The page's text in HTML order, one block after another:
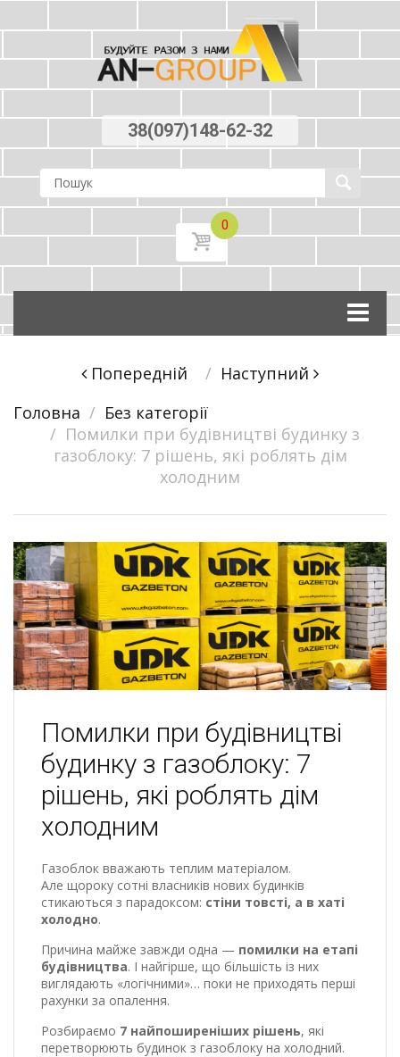
38(097)148-62-32
0
Skip
content
Post
navigation
Попереднiй
Наступний
Головна
Без категорії
Помилки при будівництві будинку з
газоблоку: 7 рішень, які роблять дім
холодним
Помилки при будівництві
будинку з газоблоку: 7
рішень, які роблять дім
холодним
Газоблок вважають теплим матеріалом.
Але щороку сотні власників нових будинків
стикаються з парадоксом: стіни товсті, а в хаті
холодно.
Причина майже завжди одна — помилки на етапі
будівництва. І найгірше, що більшість із них
виглядають «логічними»… поки не приходять перші
рахунки за опалення.
Розбираємо 7 найпоширеніших рішень, які
перетворюють будинок з газоблоку на холодний.